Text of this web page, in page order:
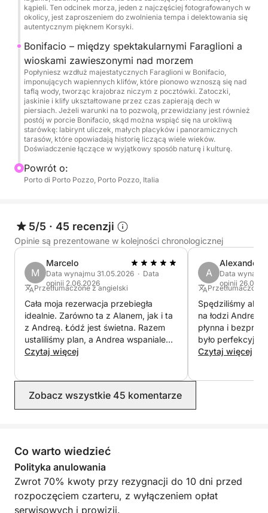
produktów sardyńskich: lokalnych wędlin,
tradycyjnych serów, świeżych i marynowanych
warzyw, pieczywa, focaccii i kieliszka świeżego
Vermentino. Chwila autentycznej przyjemności
pozwalająca odkryć smaki Sardynii, jednocześnie
ciesząc się morzem.
To, co czyni tę wycieczkę wyjątkową, to idealne
połączenie eksploracji i relaksu, naturalnych cudów
Korsyki i typowej sardyńskiej gościnności. W
przeciwieństwie do chaotycznych i pośpiesznych
wycieczek, podczas tej wycieczki możesz spokojnie
przeżyć każdy etap, omijając tłumy i w pełni ciesząc
krystalicznie czystym morzem i autentycznymi
smakami.
Podaruj sobie dzień pełen odkryć i smaków, pośród
pereł Korsyki i autentyczności Sardynii – morze
czeka na Ciebie.
kąpieli. Ten odcinek morza, jeden z najczęściej fotografowanych w
okolicy, jest zaproszeniem do zwolnienia tempa i delektowania się
autentycznym pięknem Korsyki.
Bonifacio – między spektakularnymi Faraglioni a
wioskami zawieszonymi nad morzem
Popłyniesz wzdłuż majestatycznych Faraglioni w Bonifacio,
imponujących wapiennych klifów, które pionowo wznoszą się nad
taflą wody, tworząc krajobraz niczym z pocztówki. Zatoczki,
jaskinie i klify ukształtowane przez czas zapierają dech w
piersiach. Jeżeli warunki na to pozwolą, przewidziany jest również
postój w porcie Bonifacio, skąd można wspiąć się na urokliwą
starówkę: labirynt uliczek, małych placyków i panoramicznych
tarasów, które opowiadają historię liczącą wiele wieków.
Doświadczenie łączące w wyjątkowy sposób naturę i kulturę.
Powrót o:
Porto di Porto Pozzo, Porto Pozzo, Italia
5/5 · 45 recenzji
Opinie są prezentowane w kolejności chronologicznej
M
Marcelo
Data wynajmu 31.05.2026 · Data
opinii 2.06.2026
Przetłumaczone z angielski
Cała moja rezerwacja przebiegła
idealnie. Zarówno ta z Alanem, jak i ta
z Andreą. Łódź jest świetna. Razem
ustaliliśmy plan, a Andrea wspaniale
nas pokierowała. Gratulacje dla
Czytaj więcej
A
Alexander
Data
opinii
Przetłumaczone
Spędziliśmy
na łodzi Andrei.
płynna i
było
nawet w
Sardynii od
polecamy!
Czytaj więcej
Zobacz wszystkie 45 komentarze
Co warto wiedzieć
Polityka anulowania
Zwrot 70% kwoty przy rezygnacji do 10 dni przed
rozpoczęciem czarteru, z wyłączeniem opłat
serwisowych i prowizji.